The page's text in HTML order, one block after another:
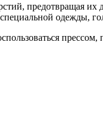
предотвращая
одежды,